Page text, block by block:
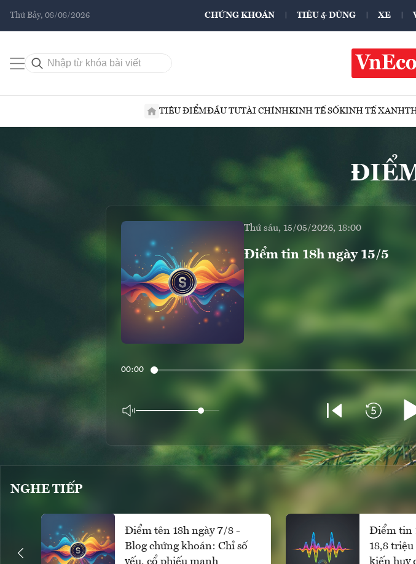
Thứ Bảy, 08/08/2026 CHỨNG KHOÁN TIÊU & DÙNG XE
TIÊU ĐIỂMĐẦU TƯTÀI CHÍNHKINH TẾ SỐKINH TẾ XANH
Thứ sáu, 15/05/2026, 18:00
Điểm tin 18h ngày 15/5
00:00
NGHE TIẾP
Điểm tên 18h ngày 7/8 -
Blog chứng khoán: Chỉ số
yếu, cổ phiếu mạnh
Điểm tin
18,8
kiến huy